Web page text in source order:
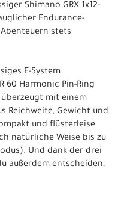
Shimano GRX 1x12-
Endurance-
stets
E-System
60 Harmonic Pin-Ring
mit einem
Reichweite, Gewicht und
und flüsterleise
natürliche Weise bis zu
Und dank der drei
außerdem entscheiden,